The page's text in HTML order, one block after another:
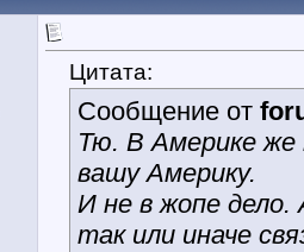
Цитата:
Сообщение от
Тю. В Америке же
вашу Америку.
И не в жопе
так или иначе